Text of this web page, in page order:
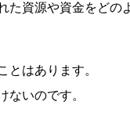
た資源や資金をど
はあります。
ないのです。